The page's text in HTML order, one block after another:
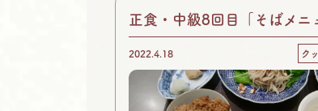
正食・中級8回目「そばメニ
2022.4.18 ク